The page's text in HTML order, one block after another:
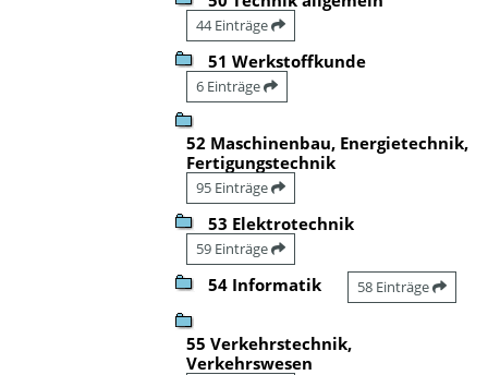
44 Einträge
51 Werkstoffkunde
6 Einträge
52 Maschinenbau, Energietechnik,
Fertigungstechnik
95 Einträge
53 Elektrotechnik
59 Einträge
54 Informatik 58 Einträge
55 Verkehrstechnik,
Verkehrswesen